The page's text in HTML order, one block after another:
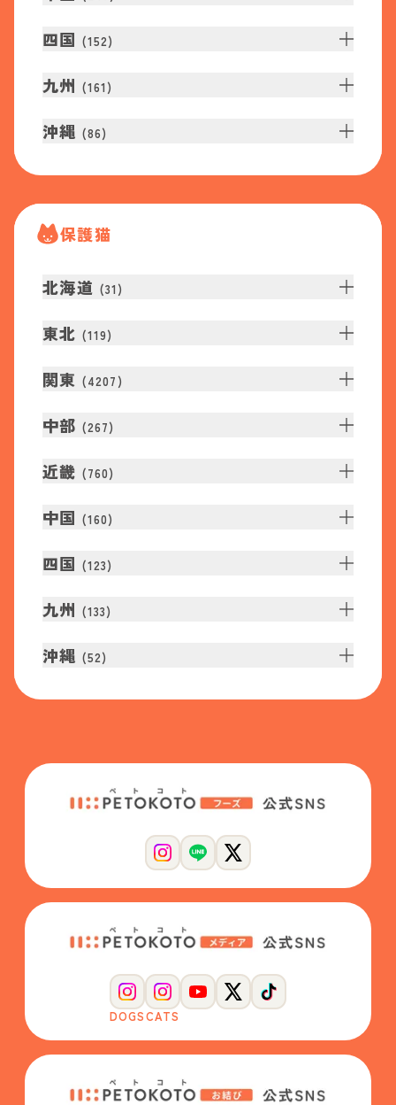
四国 (152)
九州 (161 )
沖縄 (86)
保護猫
北海道 (31 )
東北 (119)
関東 (4207 )
中部 (267)
近畿 (760)
中国 (160)
四国 (123)
九州 (133)
沖縄 (52)
DOGSCATS